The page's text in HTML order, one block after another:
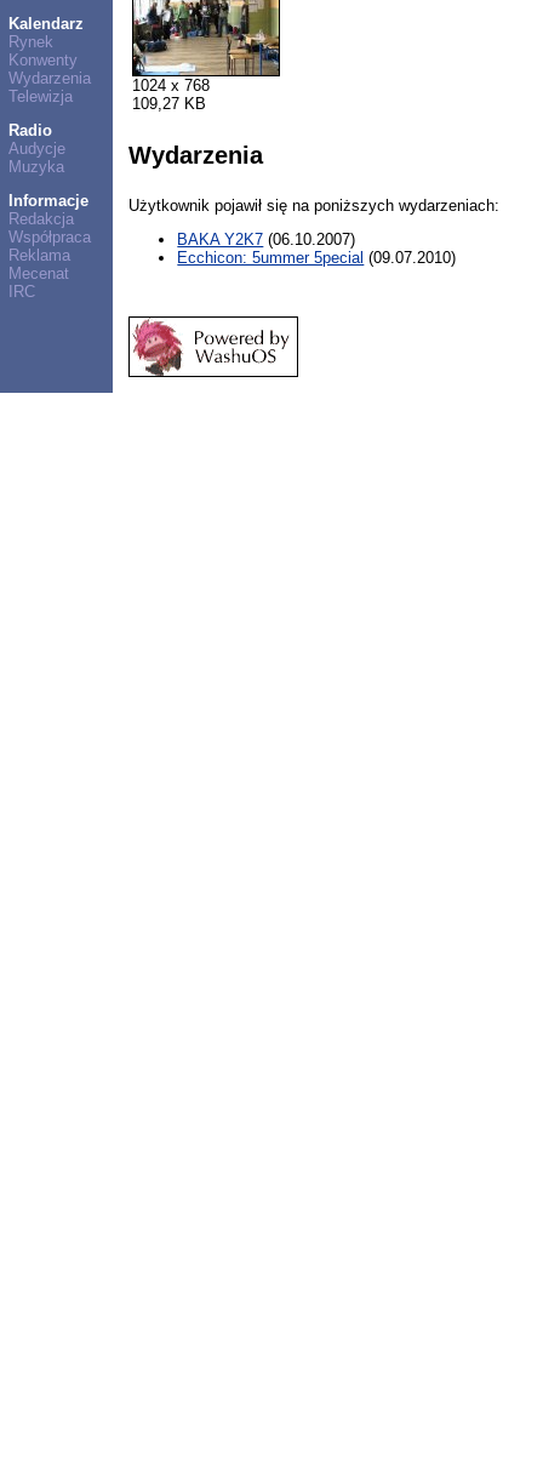
Kalendarz
Rynek
Konwenty
Wydarzenia
Telewizja
Radio
Audycje
Muzyka
Informacje
Redakcja
Współpraca
Reklama
Mecenat
IRC
1024 x 768
109,27 KB
Wydarzenia
Użytkownik pojawił się na poniższych wydarzeniach:
BAKA Y2K7 (06.10.2007)
Ecchicon: 5ummer 5pecial (09.07.2010)